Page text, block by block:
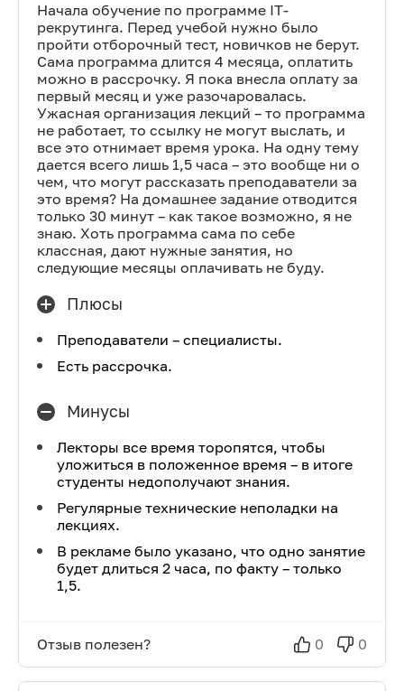
Начала обучение по программе IT-
рекрутинга. Перед учебой нужно было
пройти отборочный тест, новичков не берут.
Сама программа длится 4 месяца, оплатить
можно в рассрочку. Я пока внесла оплату за
первый месяц и уже разочаровалась.
Ужасная организация лекций – то программа
не работает, то ссылку не могут выслать, и
все это отнимает время урока. На одну тему
дается всего лишь 1,5 часа – это вообще ни о
чем, что могут рассказать преподаватели за
это время? На домашнее задание отводится
только 30 минут – как такое возможно, я не
знаю. Хоть программа сама по себе
классная, дают нужные занятия, но
следующие месяцы оплачивать не буду.
Плюсы
Преподаватели – специалисты.
Есть рассрочка.
Минусы
Лекторы все время торопятся, чтобы
уложиться в положенное время – в итоге
студенты недополучают знания.
Регулярные технические неполадки на
лекциях.
В рекламе было указано, что одно занятие
будет длиться 2 часа, по факту – только
1,5.
Отзыв полезен? 0 0